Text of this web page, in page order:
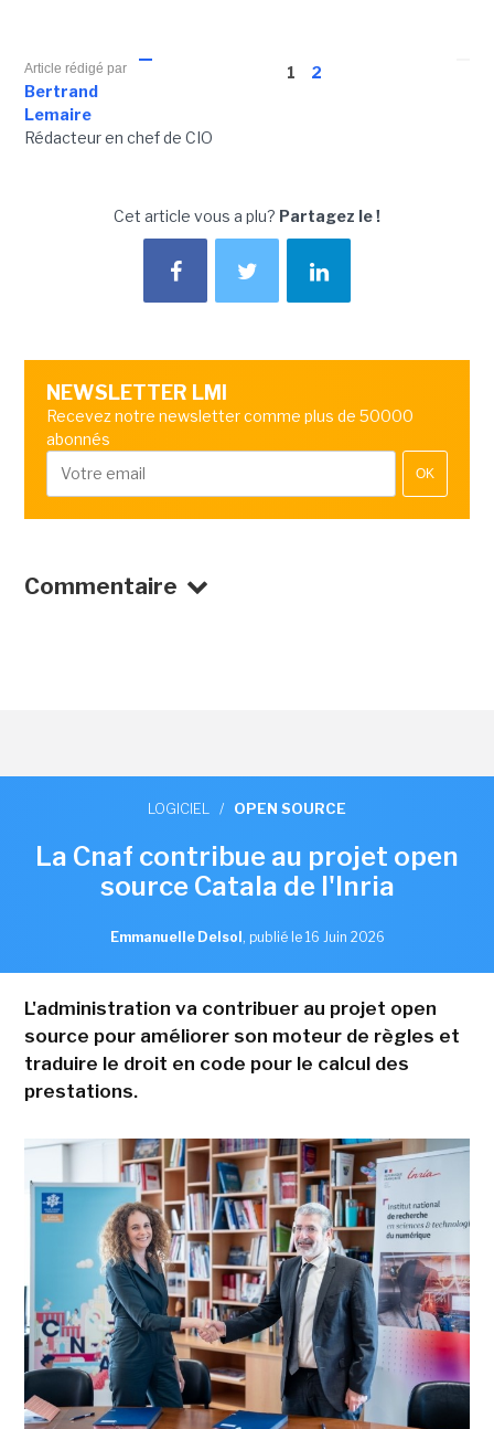
1 2
Article rédigé par
Bertrand
Lemaire
Rédacteur en chef de CIO
Cet article vous a plu? Partagez le !
NEWSLETTER LMI
Recevez notre newsletter comme plus de 50000
abonnés
OK
Commentaire
LOGICIEL / OPEN SOURCE
La Cnaf contribue au projet open
source Catala de l'Inria
Emmanuelle Delsol , publié le 16 Juin 2026
L'administration va contribuer au projet open
source pour améliorer son moteur de règles et
traduire le droit en code pour le calcul des
prestations.